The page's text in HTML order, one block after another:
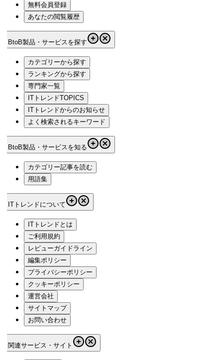
無料会員登録
あなたの閲覧履歴
BtoB製品・サービスを探す
カテゴリーから探す
ランキングから探す
専門家一覧
ITトレンドTOPICS
ITトレンドからのお知らせ
よく検索されるキーワード
BtoB製品・サービスを知る
カテゴリー記事を読む
用語集
ITトレンドについて
ITトレンドとは
ご利用規約
レビューガイドライン
編集ポリシー
プライバシーポリシー
クッキーポリシー
運営会社
サイトマップ
お問い合わせ
関連サービス・サイト